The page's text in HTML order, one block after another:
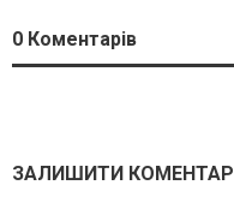
0 Коментарів
ЗАЛИШИТИ КОМЕНТАР